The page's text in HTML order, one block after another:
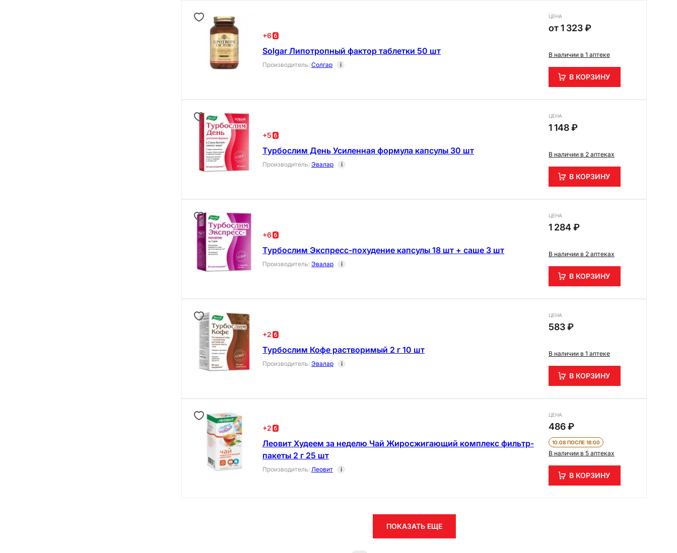
+6
Solgar Липотропный фактор таблетки 50 шт
Производитель: Солгар i
ЦЕНА
от1 323 ₽
В наличии в 1 аптеке
В КОРЗИНУ
+5
Турбослим День Усиленная формула капсулы 30 шт
Производитель: Эвалар i
ЦЕНА
1 148 ₽
В наличии в 2 аптеках
В КОРЗИНУ
+6
Турбослим Экспресс-похудение капсулы 18 шт + саше 3 шт
Производитель: Эвалар i
ЦЕНА
1 284 ₽
В наличии в 2 аптеках
В КОРЗИНУ
+2
Турбослим Кофе растворимый 2 г 10 шт
Производитель: Эвалар i
ЦЕНА
583 ₽
В наличии в 1 аптеке
В КОРЗИНУ
+2
Леовит Худеем за неделю Чай Жиросжигающий комплекс фильтр-
пакеты 2 г 25 шт
Производитель: Леовит i
ЦЕНА
486 ₽
10.08 ПОСЛЕ 18:00
В наличии в 5 аптеках
В КОРЗИНУ
ПОКАЗАТЬ ЕЩЕ